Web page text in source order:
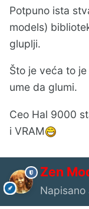
Potpuno ista
models)
gluplji.
Što je veća to
ume da glumi.
Ceo Hal 9000
i VRAM
Zen
Napisano